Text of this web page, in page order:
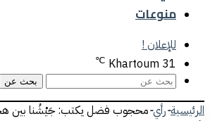
منوعات
للإعلان !
Khartoum 31
℃
بحث عن
الرئيسية-رأي-محجوب فضل يكتب: جَيْشُنا بين